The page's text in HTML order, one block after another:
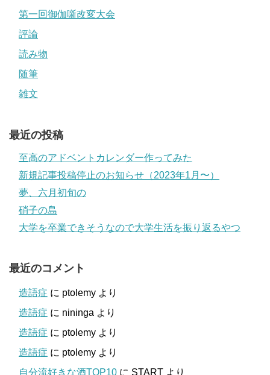
第一回御伽噺改変大会
評論
読み物
随筆
雑文
最近の投稿
至高のアドベントカレンダー作ってみた
新規記事投稿停止のお知らせ（2023年1月〜）
夢、六月初旬の
硝子の島
大学を卒業できそうなので大学生活を振り返るやつ
最近のコメント
造語症 に ptolemy より
造語症 に nininga より
造語症 に ptolemy より
造語症 に ptolemy より
自分流好きな酒TOP10 に START より